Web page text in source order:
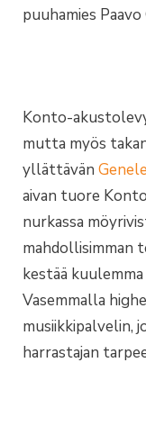
puuhamies
Konto-
mutta myös
yllättävän
aivan tuore
nurkassa
mahdollisimman
kestää
Vasemmalla
musiikkipalvelin,
harrastajan